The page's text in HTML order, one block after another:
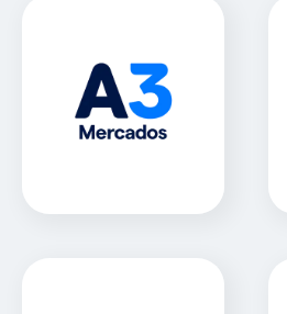
A3 Mercados
Sitio Web